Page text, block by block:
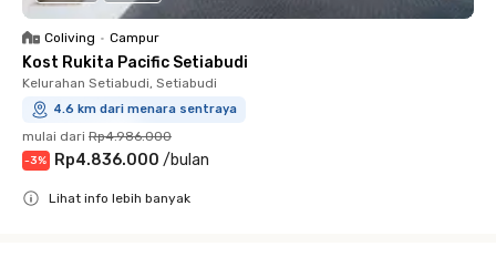
Coliving • Campur
Kost Rukita Pacific Setiabudi
Kelurahan Setiabudi, Setiabudi
4.6 km dari menara sentraya
mulai dari Rp4.986.000
-3% Rp4.836.000 /bulan
Lihat info lebih banyak